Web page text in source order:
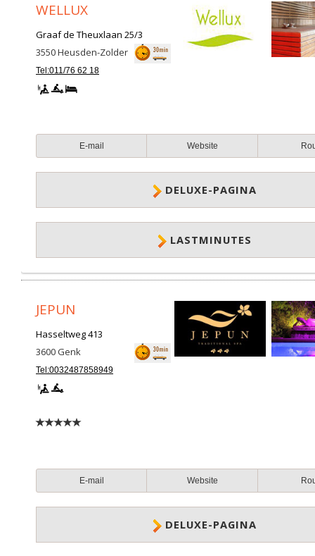
WELLUX
Graaf de Theuxlaan 25/3
3550Heusden-Zolder
Tel:011/76 62 18
E-mail Website
DELUXE-PAGINA
LASTMINUTES
JEPUN
Hasseltweg 413
3600Genk
Tel:0032487858949
E-mail Website
DELUXE-PAGINA